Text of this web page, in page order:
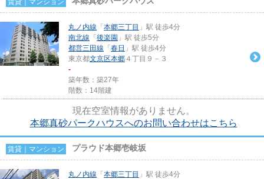
賃貸｜マンション
丸ノ内線 「 本郷三丁目 」駅 徒歩4分
南北線 「 後楽園 」駅 徒歩5分
都営三田線 「 春日 」駅 徒歩4分
東京都文京区本郷 ４丁目９－３
-
築年数：築27年
階数：14階建
現在空室情報がありません。
本郷真砂パークハウスへのお問い合わせはこちら
賃貸｜マンション プラウド本郷壱岐坂
丸ノ内線 「 本郷三丁目 」駅 徒歩4分